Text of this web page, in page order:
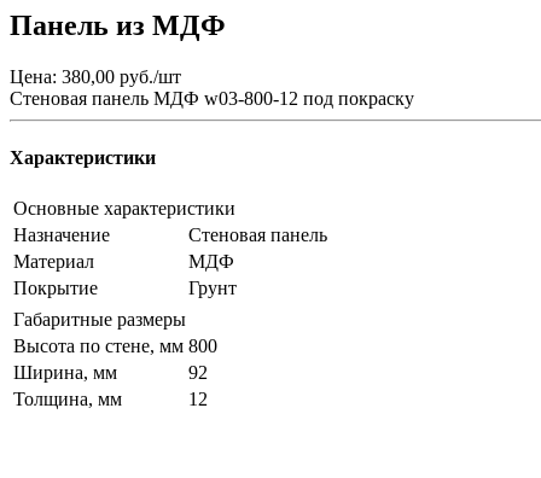
Панель из МДФ
Цена: 380,00 руб./шт
Стеновая панель МДФ w03-800-12 под покраску
Характеристики
Основные характеристики
Назначение
Стеновая панель
Материал
МДФ
Покрытие
Грунт
Габаритные размеры
Высота по стене, мм 800
Ширина, мм
92
Толщина, мм
12